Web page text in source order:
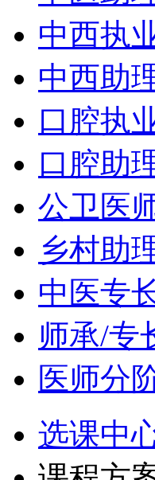
中西执
中西助
口腔执
口腔助
公卫医
乡村助
中医专
师承/专
医师分
选课中